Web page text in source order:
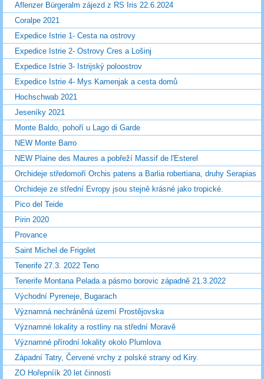
Aflenzer Bürgeralm zájezd z RS Iris 22.6.2024
Coralpe 2021
Expedice Istrie 1- Cesta na ostrovy
Expedice Istrie 2- Ostrovy Cres a Lošinj
Expedice Istrie 3- Istrijský poloostrov
Expedice Istrie 4- Mys Kamenjak a cesta domů
Hochschwab 2021
Jeseníky 2021
Monte Baldo, pohoří u Lago di Garde
NEW Monte Barro
NEW Plaine des Maures a pobřeží Massif de l'Esterel
Orchideje středomoří Orchis patens a Barlia robertiana, druhy Serapias
Orchideje ze střední Evropy jsou stejně krásné jako tropické.
Pico del Teide
Pirin 2020
Provance
Saint Michel de Frigolet
Tenerife 27.3. 2022 Teno
Tenerife Montana Pelada a pásmo borovic západně 21.3.2022
Východní Pyreneje, Bugarach
Významná nechráněná území Prostějovska
Významné lokality a rostliny na střední Moravě
Významné přírodní lokality okolo Plumlova
Západní Tatry, Červené vrchy z polské strany od Kiry.
ZO Hořepníík 20 let činnosti